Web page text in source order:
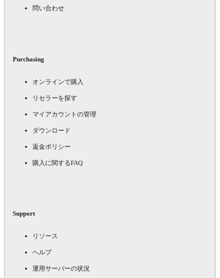
問い合わせ
Purchasing
オンラインで購入
リセラーを探す
マイアカウントの管理
ダウンロード
返金ポリシー
購入に関するFAQ
Support
リソース
ヘルプ
運用サーバーの状況